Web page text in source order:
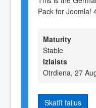
Pack for Joomla!
Maturity
Stable
Izlaists
Otrdiena, 27
Skatīt failus